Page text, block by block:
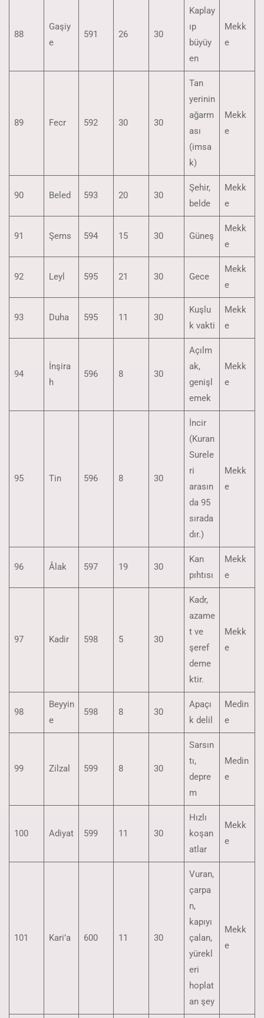
88
Gaşiy
e
591 26 30
Kaplay
ıp
büyüy
en
Mekk
e
89 Fecr 592 30 30
Tan
yerinin
ağarm
ası
(imsa
k)
Mekk
e
90 Beled 593 20 30
Şehir,
belde
Mekk
e
91 Şems 594 15 30 Güneş
Mekk
e
92 Leyl 595 21 30 Gece
Mekk
e
93 Duha 595 11 30
Kuşlu
k vakti
Mekk
e
94
İnşira
h
596 8 30
Açılm
ak,
genişl
emek
Mekk
e
95 Tin 596 8 30
İncir
(Kuran
Surele
ri
arasın
da 95
sırada
dır.)
Mekk
e
96 Âlak 597 19 30
Kan
pıhtısı
Mekk
e
97 Kadir 598 5 30
Kadr,
azame
t ve
şeref
deme
ktir.
Mekk
e
98
Beyyin
e
598 8 30
Apaçı
k delil
Medin
e
99 Zilzal 599 8 30
Sarsın
tı,
depre
m
Medin
e
100 Adiyat 599 11 30
Hızlı
koşan
atlar
Mekk
e
101 Kari’a 600 11 30
Vuran,
çarpa
n,
kapıyı
çalan,
yürekl
eri
hoplat
an şey
Mekk
e